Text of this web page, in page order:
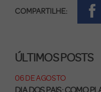
COMPARTILHE:
ÚLTIMOS POSTS
06 DE AGOSTO
DIA DOS PAIS: COMO